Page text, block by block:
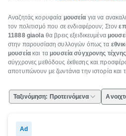
Αναζητάς κορυφαία μουσεία για να
τον πολιτισμό που σε ενδιαφέρουν; Στον
11888 giaolaθα βρεις εξειδικευμένα
στην παρουσίαση συλλογών όπως τα
μουσείακαι τα μουσεία σύγχρονης τέχνης
σύγχρονες μεθόδους έκθεσης και
αποτυπώνουν με ζωντάνια την ιστορία και
Ταξινόμηση: Προτεινόμενα
Ad